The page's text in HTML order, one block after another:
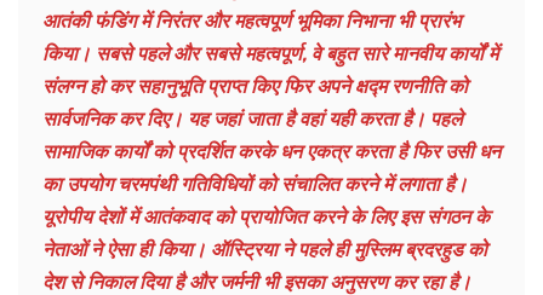
आतंकी फंडिंग में निरंतर और महत्वपूर्ण भूमिका निभाना भी प्रारंभ
किया। सबसे पहले और सबसे महत्वपूर्ण, वे बहुत सारे मानवीय कार्यों में
संलग्न हो कर सहानुभूति प्राप्त किए फिर अपने क्षद्म रणनीति को
सार्वजनिक कर दिए। यह जहां जाता है वहां यही करता है। पहले
सामाजिक कार्यों को प्रदर्शित करके धन एकत्र करता है फिर उसी धन
का उपयोग चरमपंथी गतिविधियों को संचालित करने में लगाता है।
यूरोपीय देशों में आतंकवाद को प्रायोजित करने के लिए इस संगठन के
नेताओं ने ऐसा ही किया। ऑस्ट्रिया ने पहले ही मुस्लिम ब्रदरहुड को
देश से निकाल दिया है और जर्मनी भी इसका अनुसरण कर रहा है।